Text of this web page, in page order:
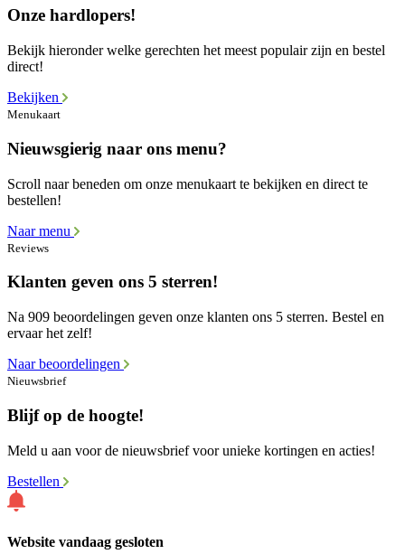
Onze hardlopers!
Bekijk hieronder welke gerechten het meest populair zijn en bestel
direct!
Bekijken
Menukaart
Nieuwsgierig naar ons menu?
Scroll naar beneden om onze menukaart te bekijken en direct te
bestellen!
Naar menu
Reviews
Klanten geven ons 5 sterren!
Na 909 beoordelingen geven onze klanten ons 5 sterren. Bestel en
ervaar het zelf!
Naar beoordelingen
Nieuwsbrief
Blijf op de hoogte!
Meld u aan voor de nieuwsbrief voor unieke kortingen en acties!
Bestellen
Website vandaag gesloten